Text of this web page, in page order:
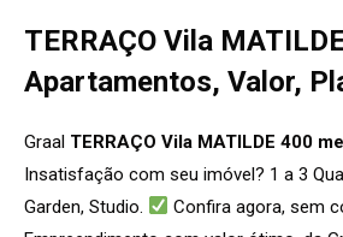
TERRAÇO Vila
Apartamentos, Valor,
Graal TERRAÇO Vila MATILDE 400
Insatisfação com seu imóvel? 1 a 3
Garden, Studio.
Confira agora, sem